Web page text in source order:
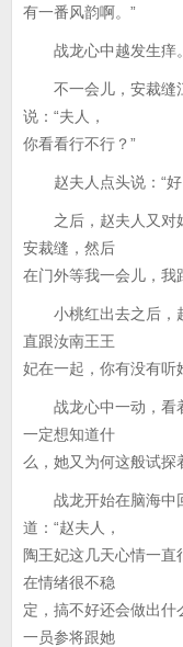
有一番风韵啊。”
战龙心中越发生痒。
不一会儿，安裁缝
说：“夫人，
你看看行不行？”
赵夫人点头说：“好
之后，赵夫人又对婢
安裁缝，然后
在门外等我一会儿，我
小桃红出去之后，赵
直跟汝南王王
妃在一起，你有没有听
战龙心中一动，看着
一定想知道什
么，她又为何这般试探
战龙开始在脑海中
道：“赵夫人，
陶王妃这几天心情一
在情绪很不稳
定，搞不好还会做出什
一员参将跟她